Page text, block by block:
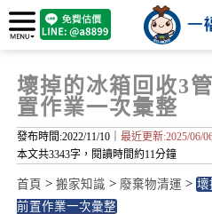
壞掉的冰箱回收3
置作業一次彙整
發布時間:2022/11/10｜ 最近更新:2025/06/
本文共3343字，閱讀時間約11分鐘
首頁 > 搬家知識 > 廢棄物清運 > 壞
前置作業一次彙整